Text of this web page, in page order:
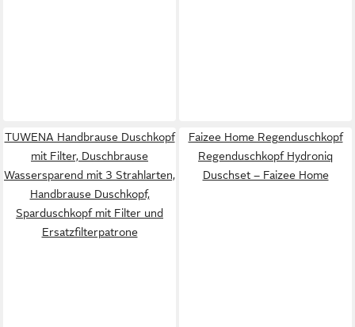
TUWENA Handbrause Duschkopf
mit Filter, Duschbrause
Wassersparend mit 3 Strahlarten,
Handbrause Duschkopf,
Sparduschkopf mit Filter und
Ersatzfilterpatrone
Faizee Home Regenduschkopf
Regenduschkopf Hydroniq
Duschset – Faizee Home